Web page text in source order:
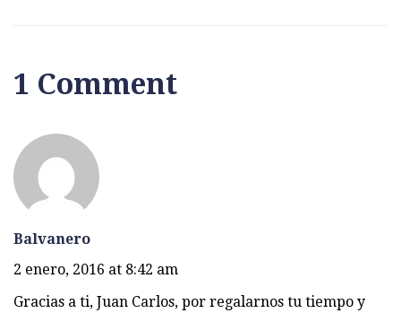
1 Comment
Balvanero
2 enero, 2016 at 8:42 am
Gracias a ti, Juan Carlos, por regalarnos tu tiempo y